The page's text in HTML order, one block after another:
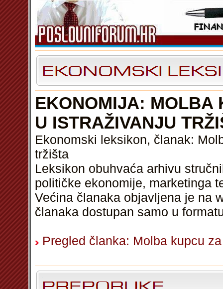
EKONOMIJA: MOLBA
U ISTRAŽIVANJU
Ekonomski leksikon, članak:
tržišta
Leksikon obuhvaća arhivu
političke ekonomije, marketinga
Većina članaka objavljena je na
članaka dostupan samo u
Pregled članka: Molba kupcu